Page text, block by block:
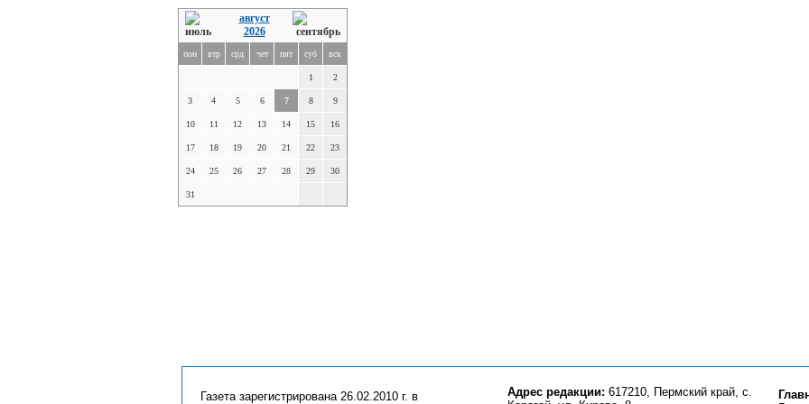
август
2026
пон втр срд чет пят суб вск
1 2
3 4 5 6 7 8 9
10 11 12 13 14 15 16
17 18 19 20 21 22 23
24 25 26 27 28 29 30
31
Газета зарегистрирована 26.02.2010 г. в
Адрес редакции: 617210, Пермский край, с.